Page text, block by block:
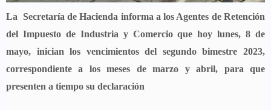
La Secretaría de Hacienda informa a los Agentes de Retención
del Impuesto de Industria y Comercio que hoy lunes, 8 de
mayo, inician los vencimientos del segundo bimestre 2023,
correspondiente a los meses de marzo y abril, para que
presenten a tiempo su declaración